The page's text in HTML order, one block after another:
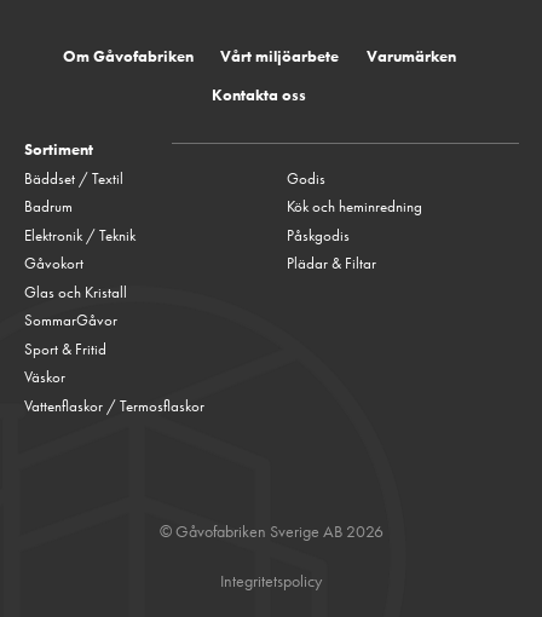
Om Gåvofabriken Vårt miljöarbete
Varumärken
Kontakta oss
Sortiment
Bäddset / Textil
Badrum
Elektronik / Teknik
Gåvokort
Glas och Kristall
Godis
Kök och heminredning
Påskgodis
Plädar & Filtar
SommarGåvor
Sport & Fritid
Väskor
Vattenflaskor / Termosflaskor
© Gåvofabriken Sverige AB 2026
Integritetspolicy